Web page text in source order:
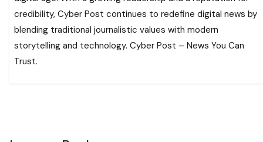
credibility, Cyber Post continues to redefine digital news by
blending traditional journalistic values with modern
storytelling and technology. Cyber Post – News You Can
Trust.